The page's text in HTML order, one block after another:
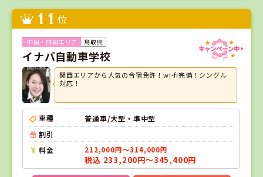
11 位
鳥取県
イナバ自動車学校
関西エリアから人気の合宿免許！wi-fi完備！シングル
対応！
車種
普通車/大型・準中型
割引
料金
212,000円～314,000円
税込 233,200円～345,400円